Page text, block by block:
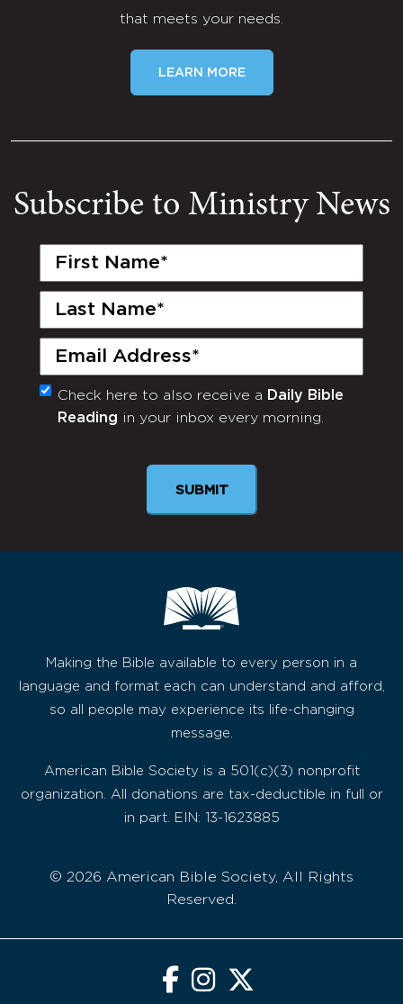
that meets your needs.
LEARN MORE
Subscribe to Ministry News
First
Last
Email
(Required)
Monthly
Newsletter
Check here to also receive a Daily Bible
Reading in your inbox every morning.
SUBMIT
Making the Bible available to every person in a
language and format each can understand and afford,
so all people may experience its life-changing
message.
American Bible Society is a 501(c)(3) nonprofit
organization. All donations are tax-deductible in full or
in part. EIN: 13-1623885
© 2026 American Bible Society, All Rights
Reserved.